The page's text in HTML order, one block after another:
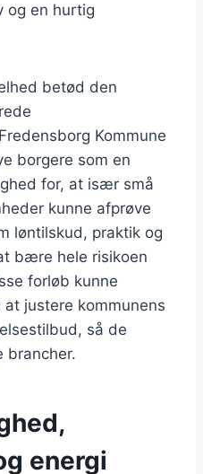
og en hurtig
betød den
Kommune
borgere som en
for, at især små
kunne afprøve
løntilskud, praktik og
bære hele risikoen
forløb kunne
justere kommunens
så de
brancher.
energi